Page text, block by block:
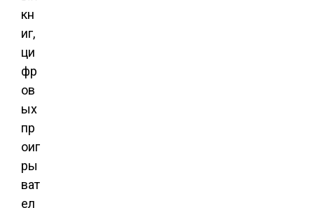
кн
иг,
ци
фр
ов
ых
пр
оиг
ры
ват
ел